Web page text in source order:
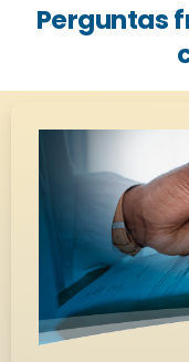
Perguntas